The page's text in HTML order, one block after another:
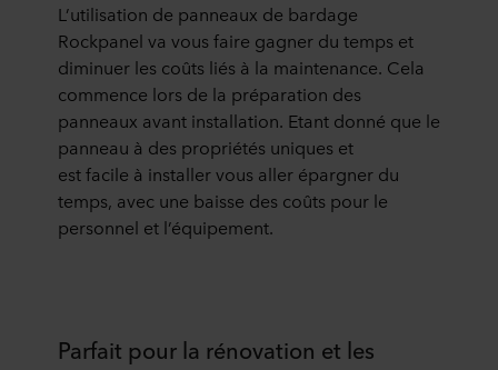
L ’utilisation de panneaux de bardage
Rockpanel va vous faire gagner du temps et
diminuer les coûts liés à la maintenance. Cela
commence lors de la préparation des
panneaux avant installation. Etant donné que le
panneau à des propriétés uniques et
estfacile à installer vous aller épargner du
temps, avec une baisse des coûts pour le
personnel et l’équipement.
Parfait pour la rénovation et les